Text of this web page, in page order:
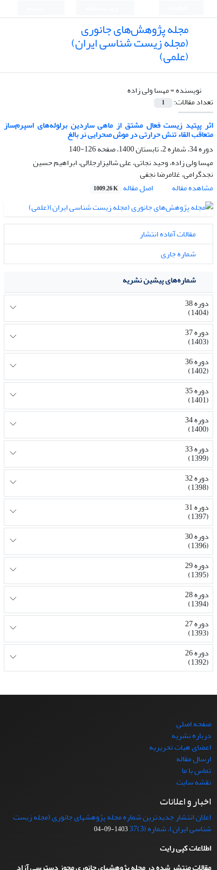
مجله پژوهش‌های جانوری
(مجله زیست شناسی ایران)
(علمی)
نویسنده =مهسا ولی زاده
تعداد مقالات:
1
اثر پپتید زیست فعال مشتق از ماهی ساردین برلوله‌های اسپرم‌ساز
متعاقب القاء تنش حرارتی در موش صحرایی نر بالغ
دوره 34، شماره 2، تابستان 1400، صفحه
126-140
مهسا ولی زاده، وحید نجاتی، علی شالیزارجلالی، ابراهیم حسین
نجدگرامی، غلامرضا نجفی
مشاهده مقاله
اصل مقاله 1009.26 K
مقالات آماده انتشار
شماره جاری
شماره‌های پیشین نشریه
دوره 38
(1404)
دوره 37
(1403)
دوره 36
(1402)
دوره 35
(1401)
دوره 34
(1400)
دوره 33
(1399)
دوره 32
(1398)
دوره 31
(1397)
دوره 30
(1396)
دوره 29
(1395)
دوره 28
(1394)
دوره 27
(1393)
دوره 26
(1392)
صفحه اصلی
درباره نشریه
اعضای هیات تحریریه
ارسال مقاله
تماس با ما
نقشه سایت
اخبار و اعلانات
اعلان انتشار جدیدترین شماره مجله پژوهشهای جانوری (مجله زیست
شناسی ایران)، شماره (3)37
1403-09-04
اطلاعات کپی رایت